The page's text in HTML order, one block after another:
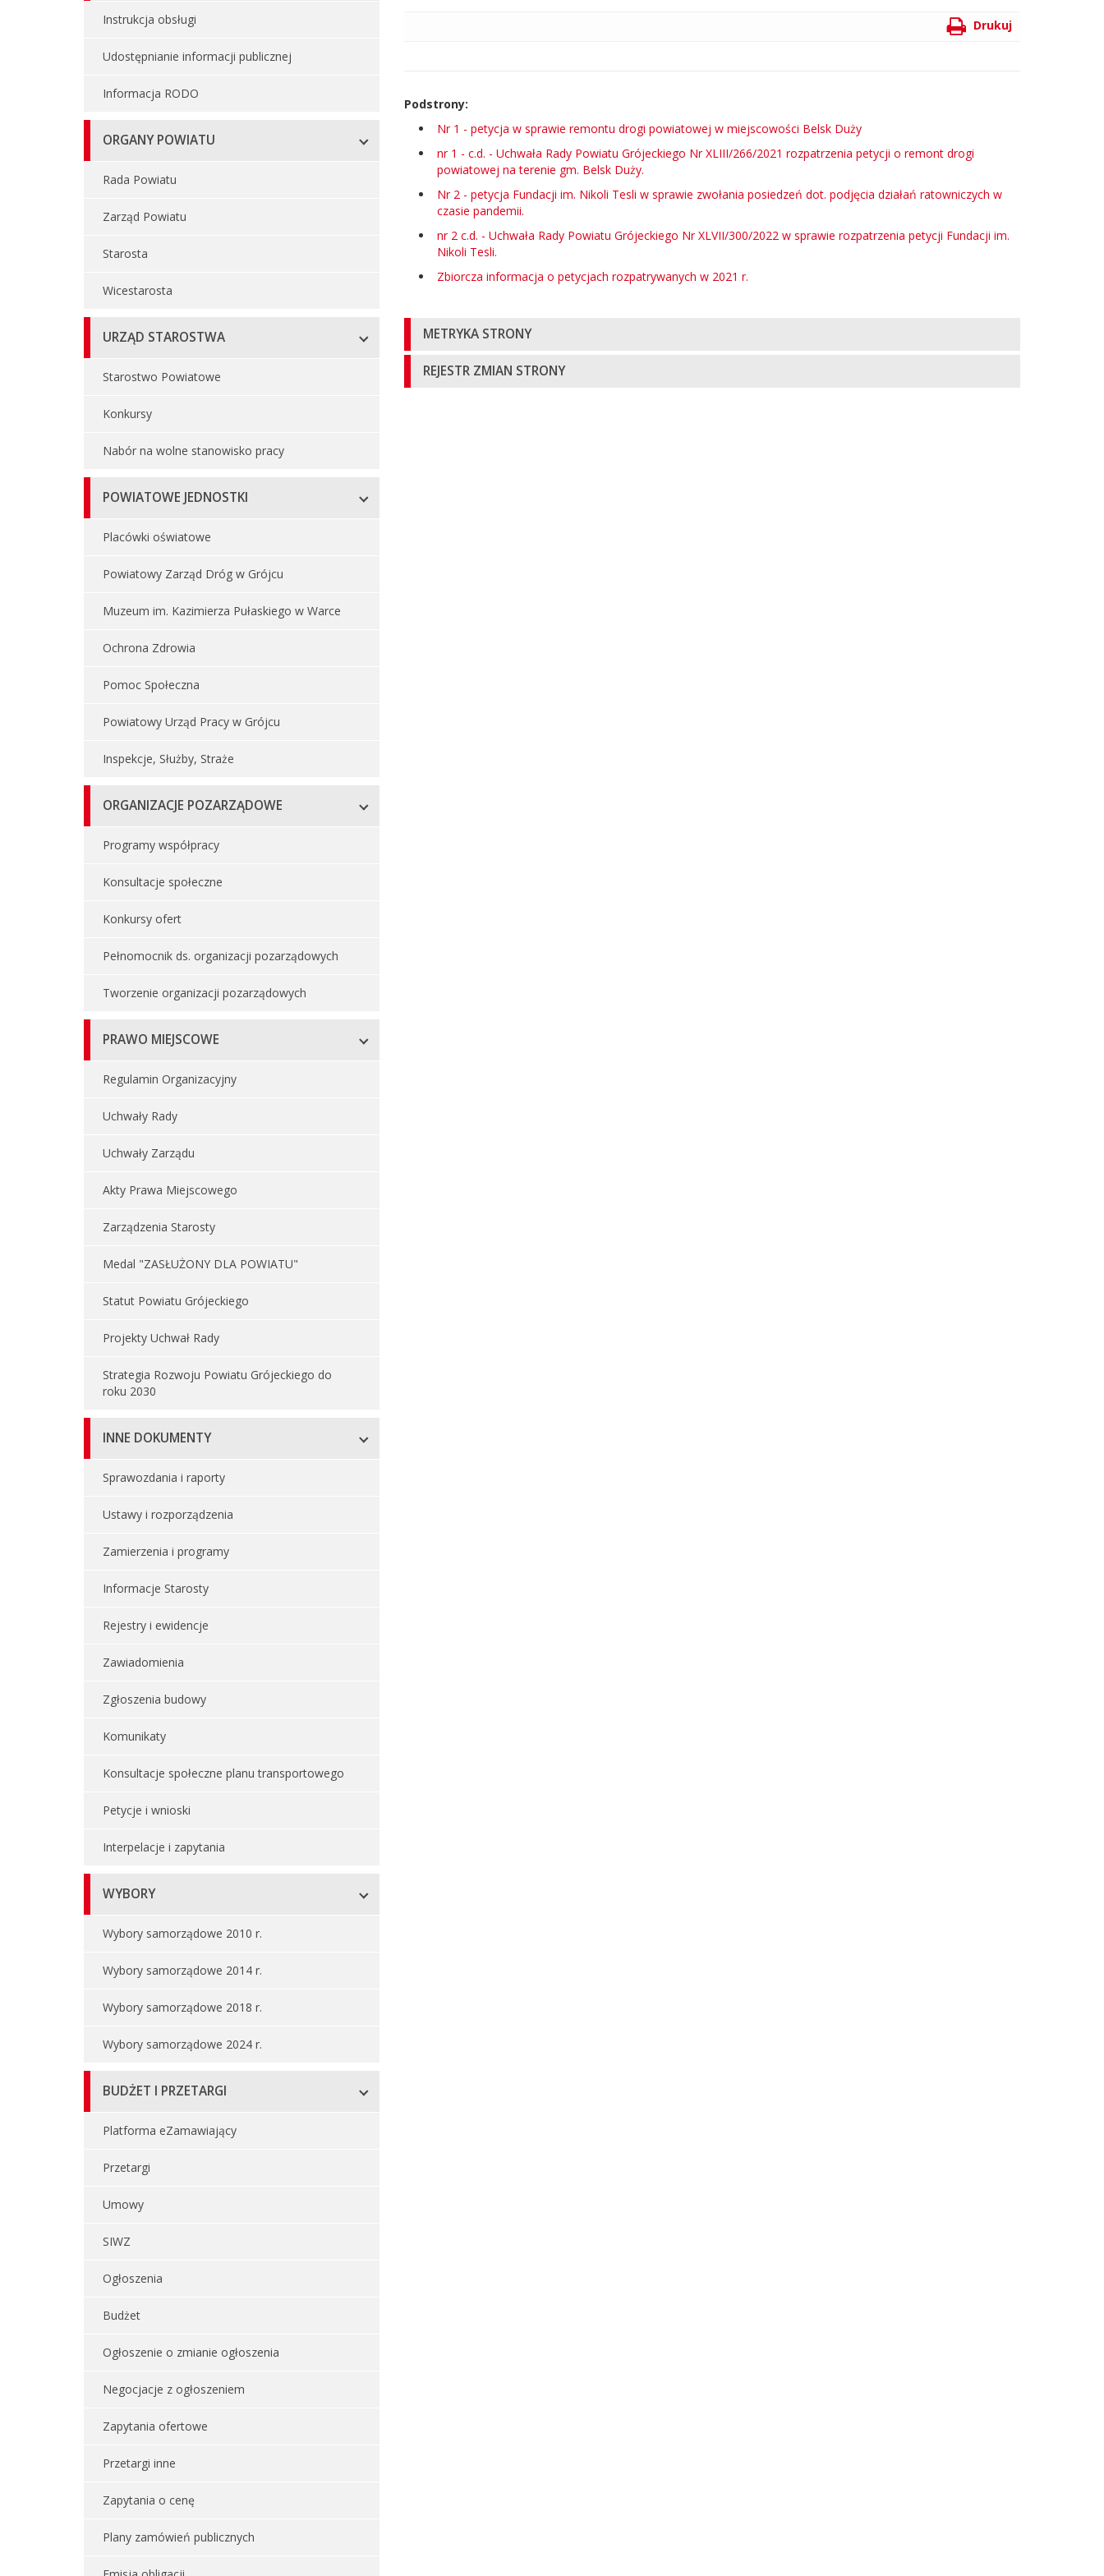
Instrukcja obsługi
Udostępnianie informacji publicznej
Informacja RODO
ORGANY POWIATU
Rada Powiatu
Zarząd Powiatu
Starosta
Wicestarosta
URZĄD STAROSTWA
Starostwo Powiatowe
Konkursy
Nabór na wolne stanowisko pracy
POWIATOWE JEDNOSTKI
Placówki oświatowe
Powiatowy Zarząd Dróg w Grójcu
Muzeum im. Kazimierza Pułaskiego w Warce
Ochrona Zdrowia
Pomoc Społeczna
Powiatowy Urząd Pracy w Grójcu
Inspekcje, Służby, Straże
ORGANIZACJE POZARZĄDOWE
Programy współpracy
Konsultacje społeczne
Konkursy ofert
Pełnomocnik ds. organizacji pozarządowych
Tworzenie organizacji pozarządowych
PRAWO MIEJSCOWE
Regulamin Organizacyjny
Uchwały Rady
Uchwały Zarządu
Akty Prawa Miejscowego
Zarządzenia Starosty
Medal "ZASŁUŻONY DLA POWIATU"
Statut Powiatu Grójeckiego
Projekty Uchwał Rady
Strategia Rozwoju Powiatu Grójeckiego do
roku 2030
INNE DOKUMENTY
Sprawozdania i raporty
Ustawy i rozporządzenia
Zamierzenia i programy
Informacje Starosty
Rejestry i ewidencje
Zawiadomienia
Zgłoszenia budowy
Komunikaty
Konsultacje społeczne planu transportowego
Petycje i wnioski
Interpelacje i zapytania
WYBORY
Wybory samorządowe 2010 r.
Wybory samorządowe 2014 r.
Wybory samorządowe 2018 r.
Wybory samorządowe 2024 r.
BUDŻET I PRZETARGI
Platforma eZamawiający
Przetargi
Umowy
SIWZ
Ogłoszenia
Budżet
Ogłoszenie o zmianie ogłoszenia
Negocjacje z ogłoszeniem
Zapytania ofertowe
Przetargi inne
Zapytania o cenę
Plany zamówień publicznych
Aby
i
Drukuj
Podstrony:
Nr 1 - petycja w sprawie remontu drogi powiatowej w miejscowości Belsk Duży
nr 1 - c.d. - Uchwała Rady Powiatu Grójeckiego Nr XLIII/266/2021 rozpatrzenia petycji o remont drogi
powiatowej na terenie gm. Belsk Duży.
Nr 2 - petycja Fundacji im. Nikoli Tesli w sprawie zwołania posiedzeń dot. podjęcia działań ratowniczych w
czasie pandemii.
nr 2 c.d. - Uchwała Rady Powiatu Grójeckiego Nr XLVII/300/2022 w sprawie rozpatrzenia petycji Fundacji im.
Nikoli Tesli.
Zbiorcza informacja o petycjach rozpatrywanych w 2021 r.
Informacje
o
stronie
METRYKA STRONY
REJESTR ZMIAN STRONY